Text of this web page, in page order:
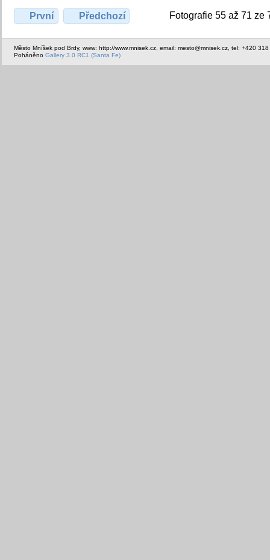
První Předchozí Fotografie 55 až 71 ze
Město Mníšek pod Brdy, www: http://www.mnisek.cz, email: mesto@mnisek.cz, tel: +420
Poháněno Gallery 3.0 RC1 (Santa Fe)